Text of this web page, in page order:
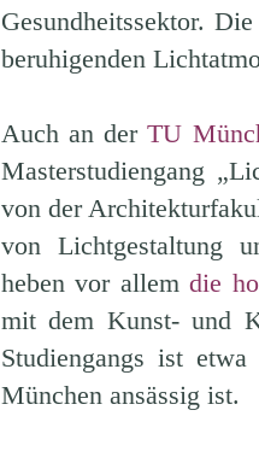
Gesundheitssektor.
beruhigenden
Auch an derTU
Masterstudiengang
von der
von Lichtgestaltung
heben vor allemdie
mit dem Kunst- und
Studiengangs ist
München ansässig ist.